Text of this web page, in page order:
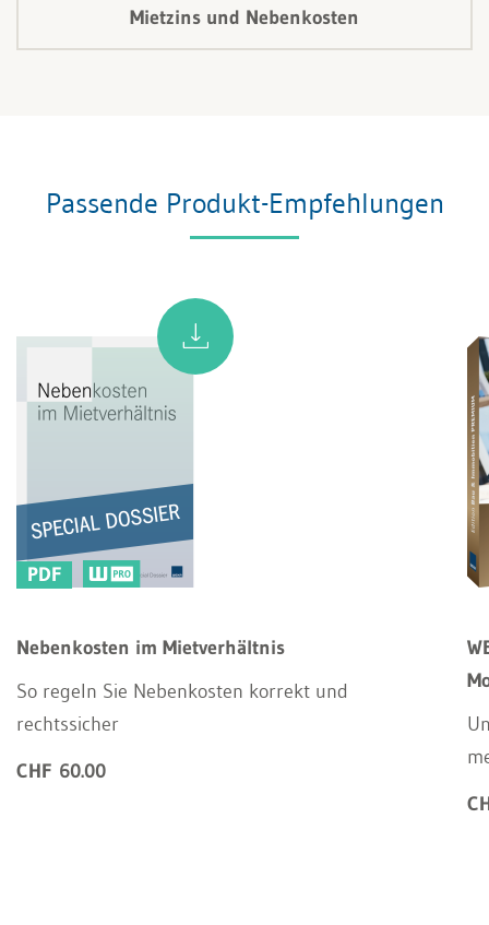
Mietzins und Nebenkosten
Passende Produkt-Empfehlungen
PDF
Nebenkosten im Mietverhältnis
So regeln Sie Nebenkosten korrekt und
rechtssicher
CHF 60.00